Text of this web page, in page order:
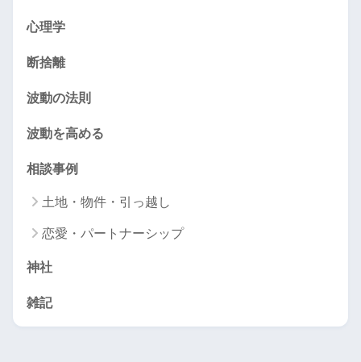
心理学
断捨離
波動の法則
波動を高める
相談事例
土地・物件・引っ越し
恋愛・パートナーシップ
神社
雑記